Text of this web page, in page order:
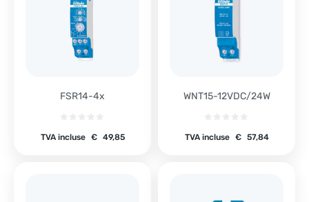
FSR14-4x
€ 49,85
TVA incluse
WNT15-12VDC/24W
€ 57,84
TVA incluse